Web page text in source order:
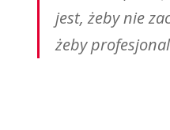
jest, żeby nie
żeby